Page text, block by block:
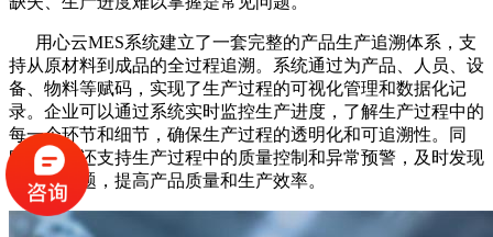
用心云MES系统建立了一套完整的产品生产追溯体系，支
持从原材料到成品的全过程追溯。系统通过为产品、人员、设
备、物料等赋码，实现了生产过程的可视化管理和数据化记
录。企业可以通过系统实时监控生产进度，了解生产过程中的
每一个环节和细节，确保生产过程的透明化和可追溯性。同
时，系统还支持生产过程中的质量控制和异常预警，及时发现
并解决问题，提高产品质量和生产效率。